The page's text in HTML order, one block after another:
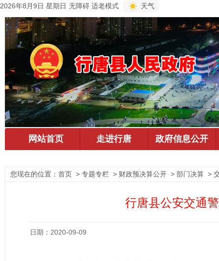
2026年8月9日 星期日 无障碍 适老模式 天气
您现在的位置： 首页 > 专题专栏 > 财政预决算公开 > 部门决算 >
行唐县公安交通
日期：2020-09-09